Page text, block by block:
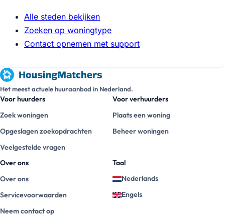
Alle steden bekijken
Zoeken op woningtype
Contact opnemen met support
Het meest actuele huuraanbod in Nederland.
Voor huurders
Zoek woningen
Opgeslagen zoekopdrachten
Veelgestelde vragen
Voor verhuurders
Plaats een woning
Beheer woningen
Over ons
Over ons
Servicevoorwaarden
Neem contact op
Taal
Nederlands
Engels